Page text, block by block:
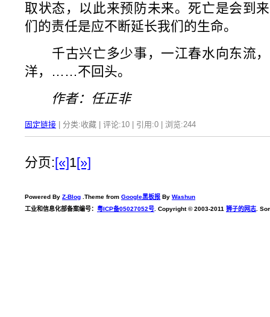
取状态，以此来预防未来。死亡是会到
们的责任是应不断延长我们的生命。
千古兴亡多少事，一江春水向东流，
洋，……不回头。
作者：任正非
固定链接 | 分类:收藏 | 评论:10 | 引用:0 | 浏览:244
分页:[«]1[»]
Powered By Z-Blog .Theme from Google黑板报 By Washun
工业和信息化部备案编号： 粤ICP备05027052号 . Copyright © 2003-2011 狮子的网志 .